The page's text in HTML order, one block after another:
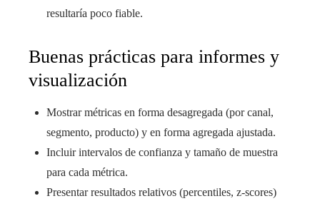
resultaría poco fiable.
Buenas prácticas para informes y
visualización
Mostrar métricas en forma desagregada (por canal,
segmento, producto) y en forma agregada ajustada.
Incluir intervalos de confianza y tamaño de muestra
para cada métrica.
Presentar resultados relativos (percentiles, z-scores)